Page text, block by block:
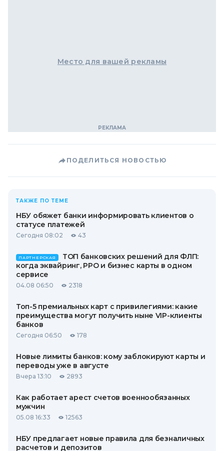
Место для вашей рекламы
ПОДЕЛИТЬСЯ НОВОСТЬЮ
ТАКЖЕ ПО ТЕМЕ
НБУ обяжет банки информировать клиентов о
статусе платежей
Сегодня 08:02 43
ПАРТНЕРСКАЯ
ТОП банковских решений для ФЛП:
когда эквайринг, РРО и бизнес карты в одном
сервисе
04.08 06:50 2318
Топ-5 премиальных карт с привилегиями: какие
преимущества могут получить ныне VIP-клиенты
банков
Сегодня 06:50 178
Новые лимиты банков: кому заблокируют карты и
переводы уже в августе
Вчера 13:10 2893
Как работает арест счетов военнообязанных
мужчин
05.08 16:33 12563
НБУ предлагает новые правила для безналичных
расчетов и депозитов